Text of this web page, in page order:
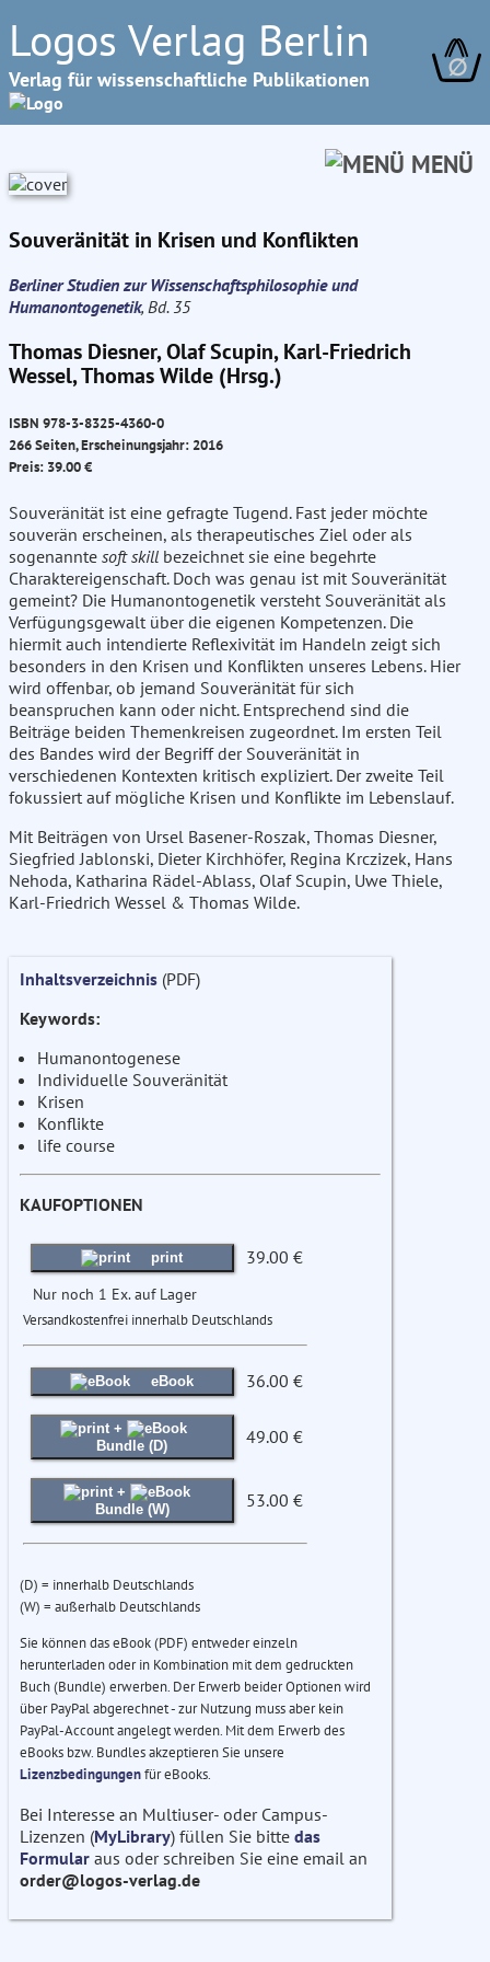
Logos Verlag Berlin
Verlag für wissenschaftliche Publikationen ∅
MENÜ
Souveränität in Krisen und Konflikten
Berliner Studien zur Wissenschaftsphilosophie und
Humanontogenetik, Bd. 35
Thomas Diesner, Olaf Scupin, Karl-Friedrich
Wessel, Thomas Wilde (Hrsg.)
ISBN 978-3-8325-4360-0
266 Seiten, Erscheinungsjahr: 2016
Preis: 39.00 €
Souveränität ist eine gefragte Tugend. Fast jeder möchte
souverän erscheinen, als therapeutisches Ziel oder als
sogenannte soft skill bezeichnet sie eine begehrte
Charaktereigenschaft. Doch was genau ist mit Souveränität
gemeint? Die Humanontogenetik versteht Souveränität als
Verfügungsgewalt über die eigenen Kompetenzen. Die
hiermit auch intendierte Reflexivität im Handeln zeigt sich
besonders in den Krisen und Konflikten unseres Lebens. Hier
wird offenbar, ob jemand Souveränität für sich
beanspruchen kann oder nicht. Entsprechend sind die
Beiträge beiden Themenkreisen zugeordnet. Im ersten Teil
des Bandes wird der Begriff der Souveränität in
verschiedenen Kontexten kritisch expliziert. Der zweite Teil
fokussiert auf mögliche Krisen und Konflikte im Lebenslauf.
Mit Beiträgen von Ursel Basener-Roszak, Thomas Diesner,
Siegfried Jablonski, Dieter Kirchhöfer, Regina Krczizek, Hans
Nehoda, Katharina Rädel-Ablass, Olaf Scupin, Uwe Thiele,
Karl-Friedrich Wessel & Thomas Wilde.
Inhaltsverzeichnis (PDF)
Keywords:
Humanontogenese
Individuelle Souveränität
Krisen
Konflikte
life course
KAUFOPTIONEN
print 39.00 €
Nur noch 1 Ex. auf Lager
Versandkostenfrei innerhalb Deutschlands
eBook 36.00 €
+
Bundle (D)
49.00 €
+
Bundle (W)
53.00 €
(D) = innerhalb Deutschlands
(W) = außerhalb Deutschlands
Sie können das eBook (PDF) entweder einzeln
herunterladen oder in Kombination mit dem gedruckten
Buch (Bundle) erwerben. Der Erwerb beider Optionen wird
über PayPal abgerechnet - zur Nutzung muss aber kein
PayPal-Account angelegt werden. Mit dem Erwerb des
eBooks bzw. Bundles akzeptieren Sie unsere
Lizenzbedingungenfür eBooks.
Bei Interesse an Multiuser- oder Campus-
Lizenzen (MyLibrary) füllen Sie bitte das
Formular aus oder schreiben Sie eine email an
order@logos-verlag.de